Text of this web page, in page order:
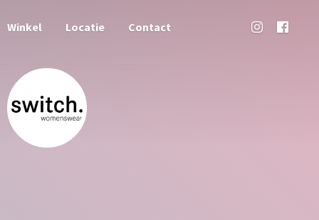
Winkel Locatie Contact